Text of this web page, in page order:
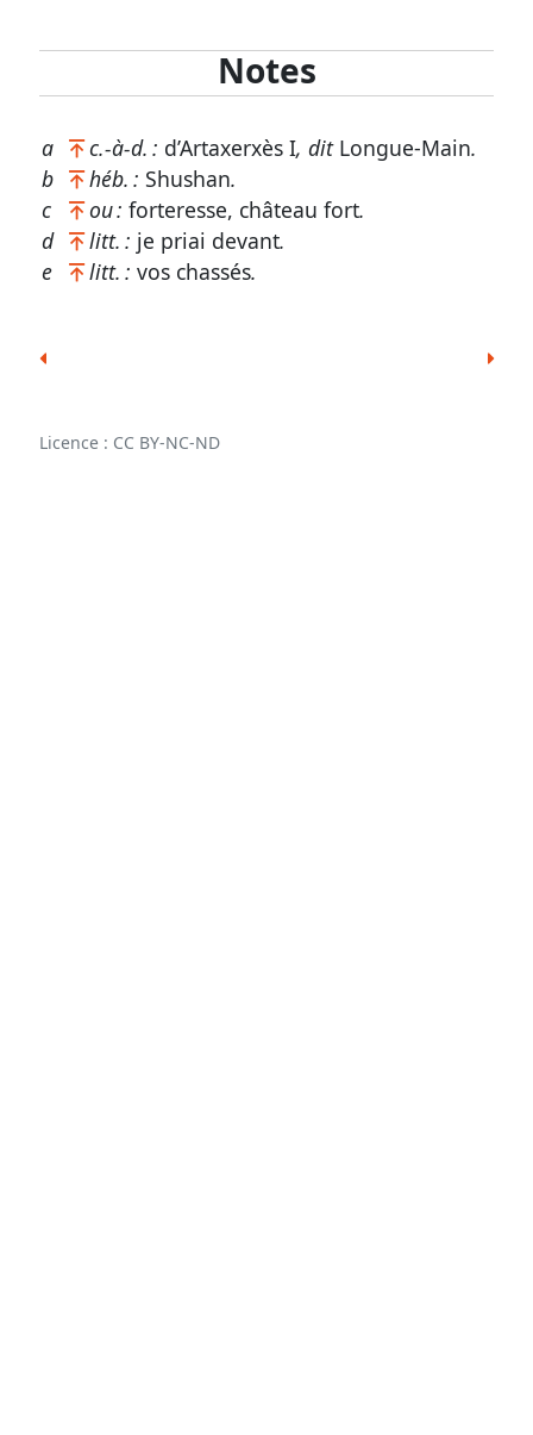
Notes
a c.-à-d. : d’Artaxerxès I, dit Longue-Main.
b
héb. :Shushan.
c
ou :forteresse, château fort.
d
litt. : je priai devant.
e
litt. :vos chassés.
Licence : CC BY-NC-ND
Participer
aux
coûts
du
site